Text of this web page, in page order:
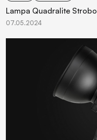
Lampa Quadralite
07.05.2024